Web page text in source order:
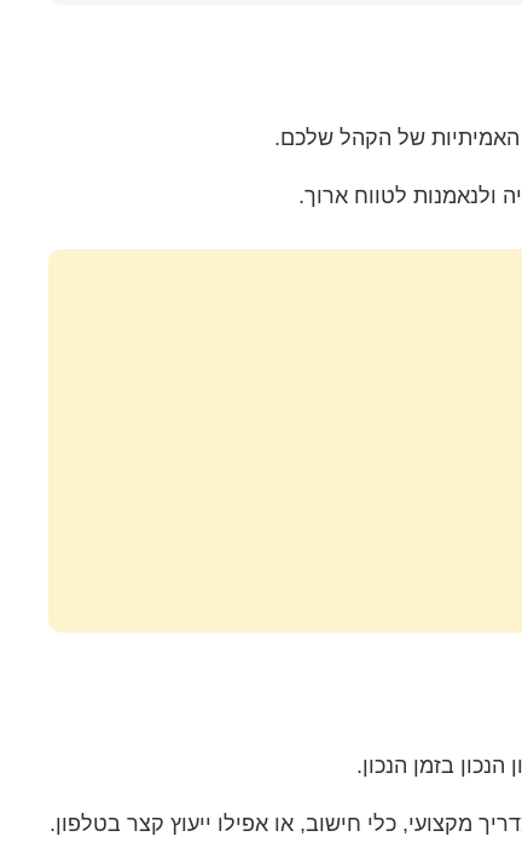
האמיתיות של הקהל שלכם.
ולנאמנות לטווח ארוך.
בזמן הנכון.
מקצועי, כלי חישוב, או אפילו ייעוץ קצר בטלפון.